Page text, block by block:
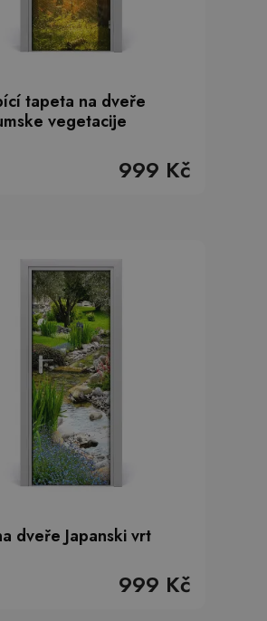
tapeta na dveře
vegetacije
999 Kč
dveře Japanski vrt
999 Kč